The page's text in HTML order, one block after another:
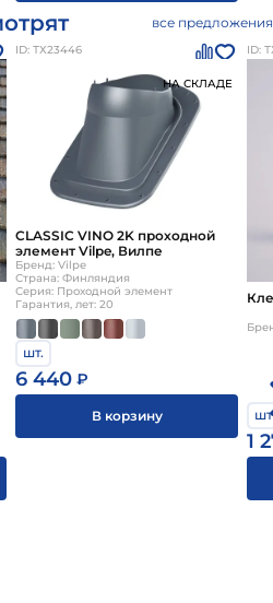
все предложения
ID: ТХ23446
НА СКЛАДЕ
CLASSIC VINO 2K проходной
элемент Vilpe, Вилпе
Бренд: Vilpe
Страна: Финляндия
Серия: Проходной элемент
Гарантия, лет: 20
шт.
6 440 ₽
В корзину
ID:
шт
1